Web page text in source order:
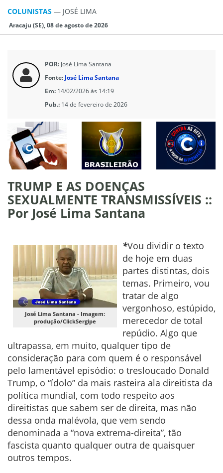
COLUNISTAS — JOSÉ LIMA
Aracaju (SE), 08 de agosto de 2026
POR: José Lima Santana
Fonte: José Lima Santana
Em: 14/02/2026 às 14:19
Pub.: 14 de fevereiro de 2026
TRUMP E AS DOENÇAS
SEXUALMENTE TRANSMISSÍVEIS ::
Por José Lima Santana
José Lima Santana - Imagem:
produção/ClickSergipe
*Vou dividir o texto
de hoje em duas
partes distintas, dois
temas. Primeiro, vou
tratar de algo
vergonhoso, estúpido,
merecedor de total
repúdio. Algo que
ultrapassa, em muito, qualquer tipo de
consideração para com quem é o responsável
pelo lamentável episódio: o tresloucado Donald
Trump, o “ídolo” da mais rasteira ala direitista da
política mundial, com todo respeito aos
direitistas que sabem ser de direita, mas não
dessa onda malévola, que vem sendo
denominada a “nova extrema-direita”, tão
fascista quanto qualquer outra de quaisquer
outros tempos.